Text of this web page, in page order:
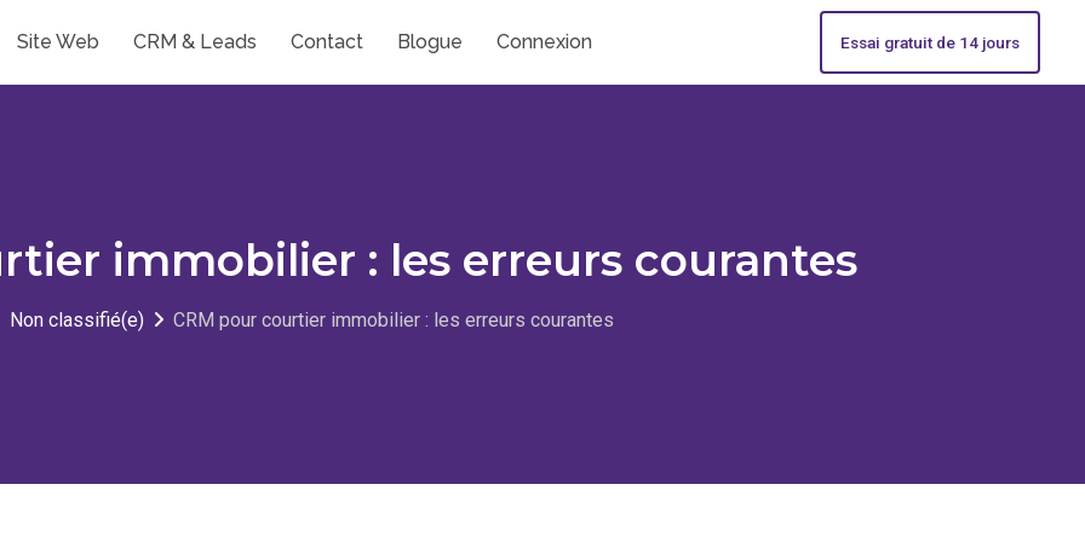
Site Web CRM & Leads Contact Blogue Connexion Essai gratuit de 14 jours
immobilier : les erreurs courantes
Non classifié(e) CRM pour courtier immobilier : les erreurs courantes